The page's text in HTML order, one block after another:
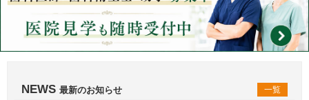
NEWS 最新のお知らせ 一覧